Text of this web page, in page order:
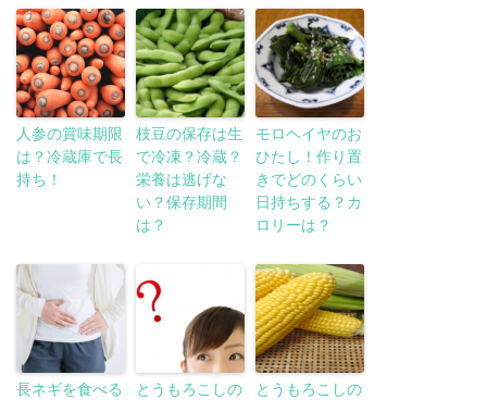
人参の賞味期限
は？冷蔵庫で長
持ち！
枝豆の保存は生
で冷凍？冷蔵？
栄養は逃げな
い？保存期間
は？
モロヘイヤのお
ひたし！作り置
きでどのくらい
日持ちする？カ
ロリーは？
長ネギを食べる
とうもろこしの
とうもろこしの